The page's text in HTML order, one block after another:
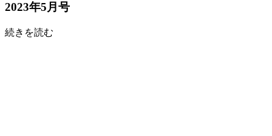
2023年5月号
続きを読む